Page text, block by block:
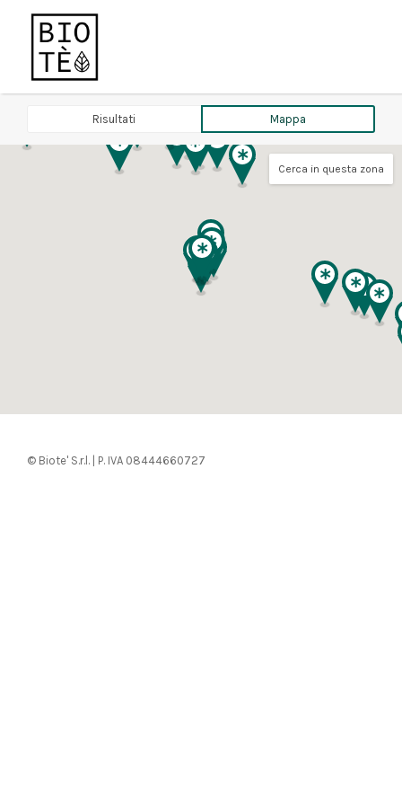
Cerca:
Risultati Mappa
Cerca in questa zona
© Biote' S.r.l. | P. IVA 08444660727